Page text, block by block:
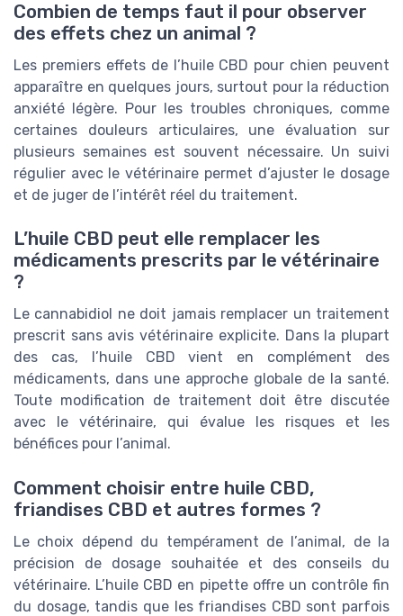
Combien de temps faut il pour observer
des effets chez un animal ?
Les premiers effets de l’huile CBD pour chien peuvent
apparaître en quelques jours, surtout pour la réduction
anxiété légère. Pour les troubles chroniques, comme
certaines douleurs articulaires, une évaluation sur
plusieurs semaines est souvent nécessaire. Un suivi
régulier avec le vétérinaire permet d’ajuster le dosage
et de juger de l’intérêt réel du traitement.
L’huile CBD peut elle remplacer les
médicaments prescrits par le vétérinaire
?
Le cannabidiol ne doit jamais remplacer un traitement
prescrit sans avis vétérinaire explicite. Dans la plupart
des cas, l’huile CBD vient en complément des
médicaments, dans une approche globale de la santé.
Toute modification de traitement doit être discutée
avec le vétérinaire, qui évalue les risques et les
bénéfices pour l’animal.
Comment choisir entre huile CBD,
friandises CBD et autres formes ?
Le choix dépend du tempérament de l’animal, de la
précision de dosage souhaitée et des conseils du
vétérinaire. L’huile CBD en pipette offre un contrôle fin
du dosage, tandis que les friandises CBD sont parfois